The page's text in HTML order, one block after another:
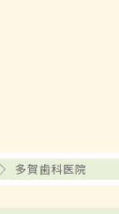
多賀歯科医院